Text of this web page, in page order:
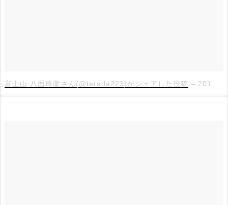
富士山 八面玲瓏さん(@terada223)がシェアした投稿 – 2018年 3月月29日午後12時21分PDT